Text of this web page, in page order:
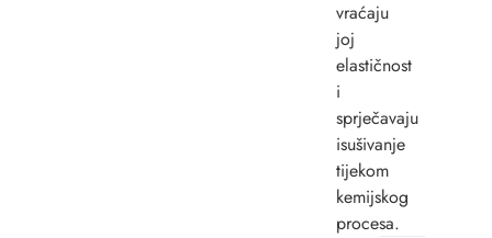
vraćaju
joj
elastičnost
i
sprječavaju
isušivanje
tijekom
kemijskog
procesa.